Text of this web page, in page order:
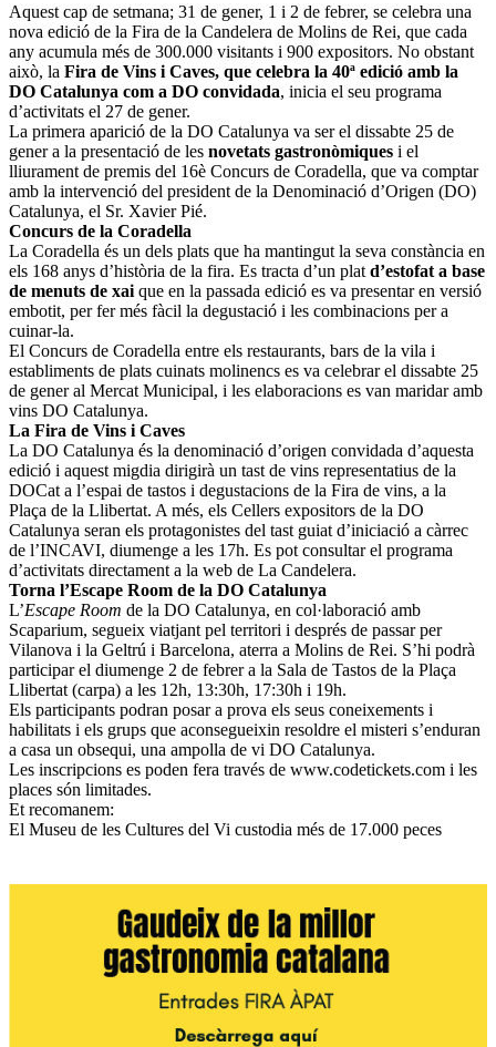
Aquest cap de setmana; 31 de gener, 1 i 2 de febrer, se celebra una
nova edició de la Fira de la Candelera de Molins de Rei, que cada
any acumula més de 300.000 visitants i 900 expositors. No obstant
això, la Fira de Vins i Caves, que celebra la 40ª edició amb la
DO Catalunya com a DO convidada, inicia el seu programa
d’activitats el 27 de gener.
La primera aparició de la DO Catalunya va ser el dissabte 25 de
gener a la presentació de les novetats gastronòmiques i el
lliurament de premis del 16è Concurs de Coradella, que va comptar
amb la intervenció del president de la Denominació d’Origen (DO)
Catalunya, el Sr. Xavier Pié.
Concurs de la Coradella
La Coradella és un dels plats que ha mantingut la seva constància en
els 168 anys d’història de la fira. Es tracta d’un plat d’estofat a base
de menuts de xai que en la passada edició es va presentar en versió
embotit, per fer més fàcil la degustació i les combinacions per a
cuinar-la.
El Concurs de Coradella entre els restaurants, bars de la vila i
establiments de plats cuinats molinencs es va celebrar el dissabte 25
de gener al Mercat Municipal, i les elaboracions es van maridar amb
vins DO Catalunya.
La Fira de Vins i Caves
La DO Catalunya és la denominació d’origen convidada d’aquesta
edició i aquest migdia dirigirà un tast de vins representatius de la
DOCat a l’espai de tastos i degustacions de la Fira de vins, a la
Plaça de la Llibertat. A més, els Cellers expositors de la DO
Catalunya seran els protagonistes del tast guiat d’iniciació a càrrec
de l’INCAVI, diumenge a les 17h. Es pot consultar el programa
d’activitats directament a la web de La Candelera.
Torna l’Escape Room de la DO Catalunya
L’Escape Room de la DO Catalunya, en col·laboració amb
Scaparium, segueix viatjant pel territori i després de passar per
Vilanova i la Geltrú i Barcelona, aterra a Molins de Rei. S’hi podrà
participar el diumenge 2 de febrer a la Sala de Tastos de la Plaça
Llibertat (carpa) a les 12h, 13:30h, 17:30h i 19h.
Els participants podran posar a prova els seus coneixements i
habilitats i els grups que aconsegueixin resoldre el misteri s’enduran
a casa un obsequi, una ampolla de vi DO Catalunya.
Les inscripcions es poden fera través de www.codetickets.com i les
places són limitades.
Et recomanem:
El Museu de les Cultures del Vi custodia més de 17.000 peces